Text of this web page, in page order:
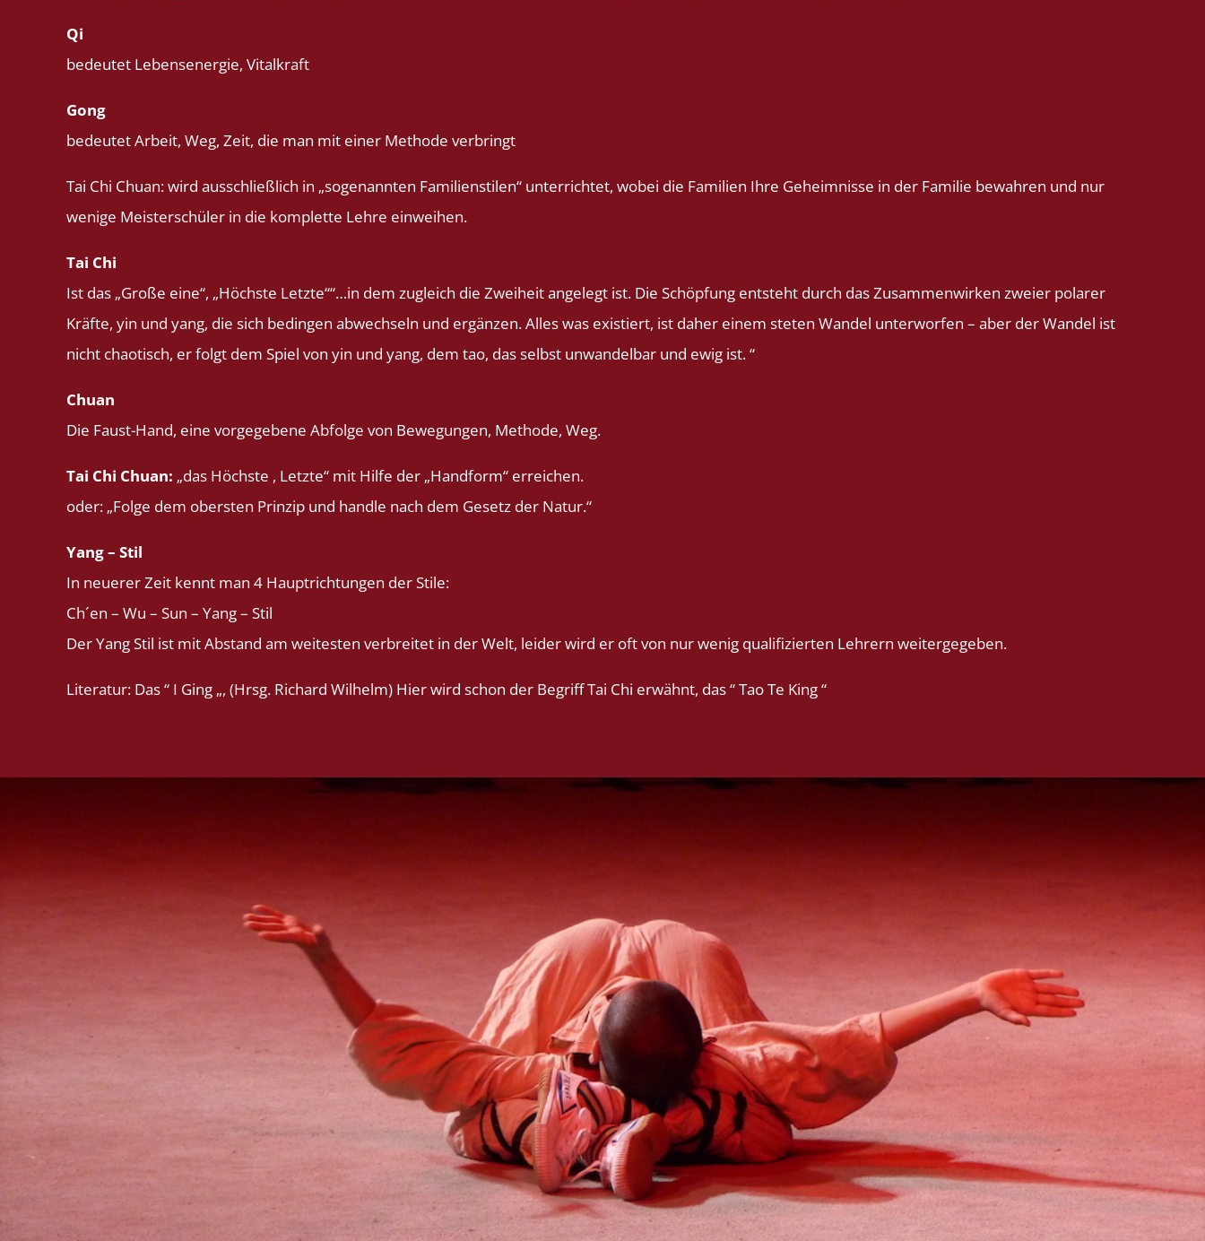
Qi
bedeutet Lebensenergie, Vitalkraft
Gong
bedeutet Arbeit, Weg, Zeit, die man mit einer Methode verbringt
Tai Chi Chuan: wird ausschließlich in „sogenannten Familienstilen“ unterrichtet, wobei die Familien Ihre Geheimnisse in der Familie bewahren und nur
wenige Meisterschüler in die komplette Lehre einweihen.
Tai Chi
Ist das „Große eine“, „Höchste Letzte““…in dem zugleich die Zweiheit angelegt ist. Die Schöpfung entsteht durch das Zusammenwirken zweier polarer
Kräfte, yin und yang, die sich bedingen abwechseln und ergänzen. Alles was existiert, ist daher einem steten Wandel unterworfen – aber der Wandel ist
nicht chaotisch, er folgt dem Spiel von yin und yang, dem tao, das selbst unwandelbar und ewig ist. “
Chuan
Die Faust-Hand, eine vorgegebene Abfolge von Bewegungen, Methode, Weg.
Tai Chi Chuan: „das Höchste , Letzte“ mit Hilfe der „Handform“ erreichen.
oder: „Folge dem obersten Prinzip und handle nach dem Gesetz der Natur.“
Yang – Stil
In neuerer Zeit kennt man 4 Hauptrichtungen der Stile:
Ch´en – Wu – Sun – Yang – Stil
Der Yang Stil ist mit Abstand am weitesten verbreitet in der Welt, leider wird er oft von nur wenig qualifizierten Lehrern weitergegeben.
Literatur: Das “ I Ging „, (Hrsg. Richard Wilhelm) Hier wird schon der Begriff Tai Chi erwähnt, das “ Tao Te King “